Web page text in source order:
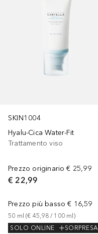
SKIN1004
Hyalu-Cica Water-Fit
Trattamento viso
Prezzo originario € 25,99
€ 22,99
Prezzo più basso € 16,59
50 ml (€ 45,98 / 100 ml )
SOLO ONLINE
SORPRESA